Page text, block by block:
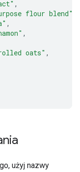
,
flour blend"
,
,
oats" ,
użyj nazwy